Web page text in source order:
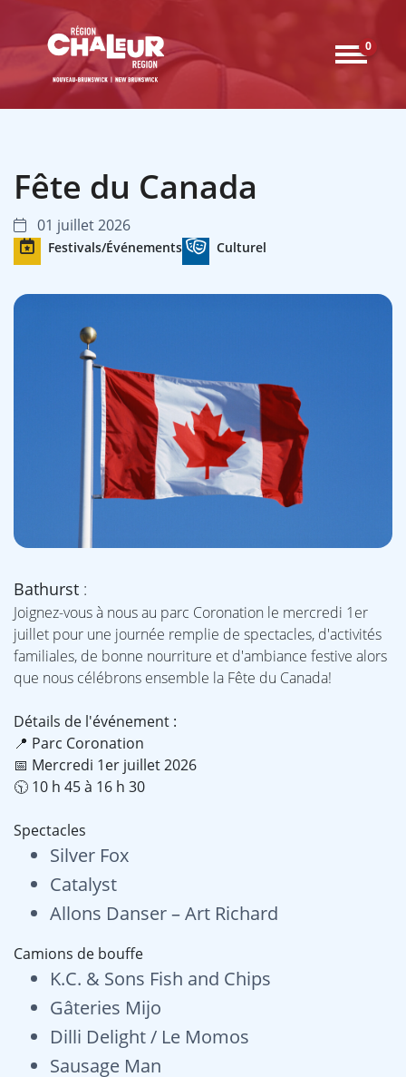
0
Fête du Canada
01 juillet 2026
Festivals/Événements Culturel
Bathurst :
Joignez-vous à nous au parc Coronation le mercredi 1er
juillet pour une journée remplie de spectacles, d'activités
familiales, de bonne nourriture et d'ambiance festive alors
que nous célébrons ensemble la Fête du Canada!
Détails de l'événement :
📍 Parc Coronation
📅 Mercredi 1er juillet 2026
🕥 10 h 45 à 16 h 30
Spectacles
Silver Fox
Catalyst
Allons Danser – Art Richard
Camions de bouffe
K.C. & Sons Fish and Chips
Gâteries Mijo
Dilli Delight / Le Momos
Sausage Man